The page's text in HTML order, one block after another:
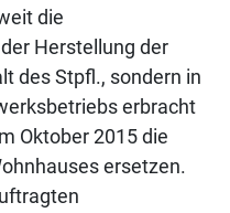
die
Herstellung der
des Stpfl., sondern in
erbracht
Oktober 2015 die
ersetzen.